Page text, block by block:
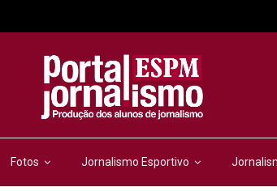
Fotos Jornalismo Esportivo